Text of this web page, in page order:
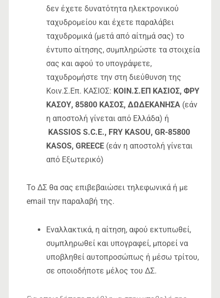
δεν έχετε δυνατότητα ηλεκτρονικού
ταχυδρομείου και έχετε παραλάβει
ταχυδρομικά (μετά από αίτημά σας) το
έντυπο αίτησης, συμπληρώστε τα στοιχεία
σας και αφού το υπογράψετε,
ταχυδρομήστε την στη διεύθυνση της
Κοιν.Σ.Επ. ΚΑΣΙΟΣ: ΚΟΙΝ.Σ.ΕΠ ΚΑΣΙΟΣ, ΦΡΥ
ΚΑΣΟΥ, 85800 ΚΑΣΟΣ, ΔΩΔΕΚΑΝΗΣΑ (εάν
η αποστολή γίνεται από Ελλάδα) ή
KASSIOS S.C.E., FRY KASOU, GR-85800
KASOS, GREECE (εάν η αποστολή γίνεται
από Εξωτερικό)
Το ΔΣ θα σας επιβεβαιώσει τηλεφωνικά ή με
email την παραλαβή της.
Εναλλακτικά, η αίτηση, αφού εκτυπωθεί,
συμπληρωθεί και υπογραφεί, μπορεί να
υποβληθεί αυτοπροσώπως ή μέσω τρίτου,
σε οποιοδήποτε μέλος του ΔΣ.